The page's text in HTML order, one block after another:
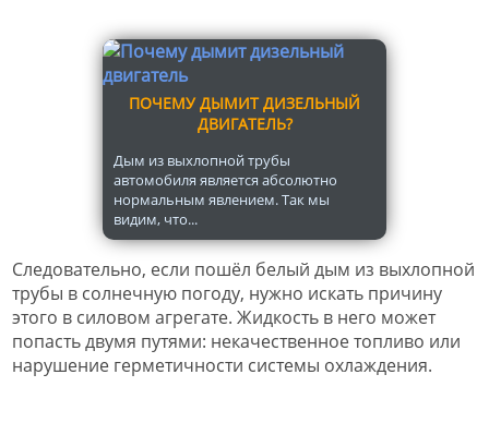
ПОЧЕМУ ДЫМИТ ДИЗЕЛЬНЫЙ
ДВИГАТЕЛЬ?
Дым из выхлопной трубы
автомобиля является абсолютно
нормальным явлением. Так мы
видим, что...
Следовательно, если пошёл белый дым из выхлопной
трубы в солнечную погоду, нужно искать причину
этого в силовом агрегате. Жидкость в него может
попасть двумя путями: некачественное топливо или
нарушение герметичности системы охлаждения.